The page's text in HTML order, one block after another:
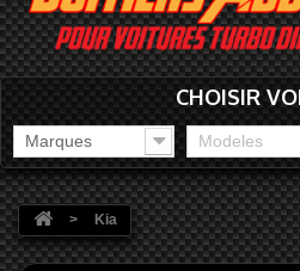
CHOISIR
Marques Modeles
> Kia